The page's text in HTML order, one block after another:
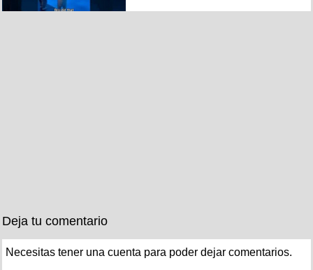
Deja tu comentario
Necesitas tener una cuenta para poder dejar comentarios.